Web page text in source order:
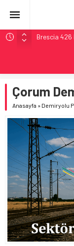
Brescia 426
Northern
Chicago’da
Süresini
NJ
Çıkarıyor
Çorum
Anasayfa » Demiryolu